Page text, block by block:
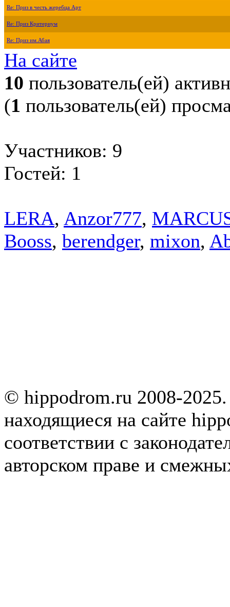
Re: Приз в честь жеребца Арт
Re: Приз Критериум
Re: Приз им.Абая
На сайте
10 пользователь(ей)
(1 пользователь(ей)
Участников: 9
Гостей: 1
LERA, Anzor777,
Booss, berendger, mixon,
© hippodrom.ru 2008-
находящиеся на сайте
соответствии с
авторском праве и